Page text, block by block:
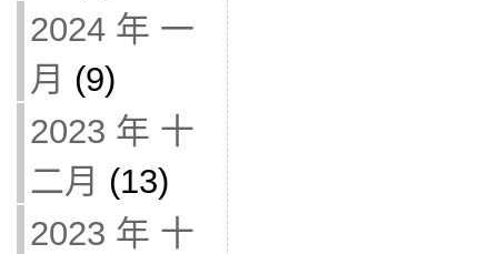
2024 年 一
月 (9)
2023 年 十
二月 (13)
2023 年 十